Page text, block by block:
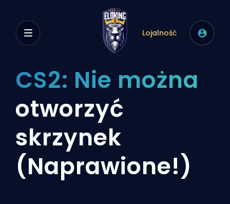
Lojalność
CS2: Nie można
otworzyć
skrzynek
(Naprawione!)